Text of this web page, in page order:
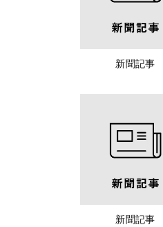
新聞記事
新聞記事